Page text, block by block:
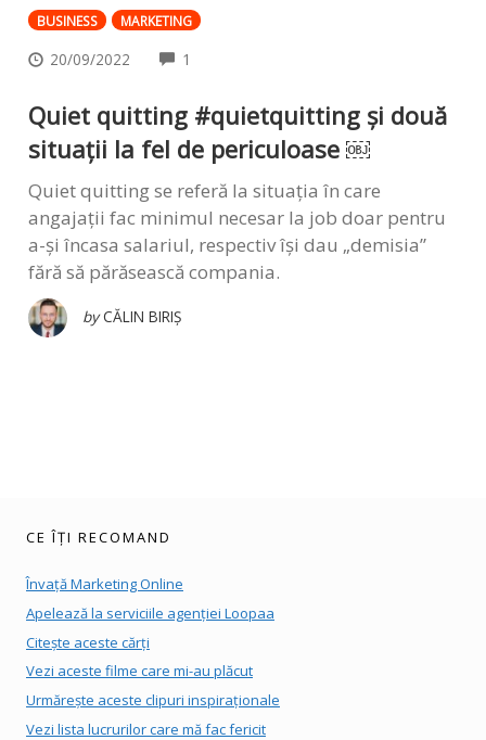
BUSINESS MARKETING
20/09/2022 1
Quiet quitting #quietquitting și două
situații la fel de periculoase ￼
Quiet quitting se referă la situația în care
angajații fac minimul necesar la job doar pentru
a-și încasa salariul, respectiv își dau „demisia”
fără să părăsească compania.
by CĂLIN BIRIȘ
CE ÎȚI RECOMAND
Învață Marketing Online
Apelează la serviciile agenției Loopaa
Citește aceste cărți
Vezi aceste filme care mi-au plăcut
Urmărește aceste clipuri inspiraționale
Vezi lista lucrurilor care mă fac fericit